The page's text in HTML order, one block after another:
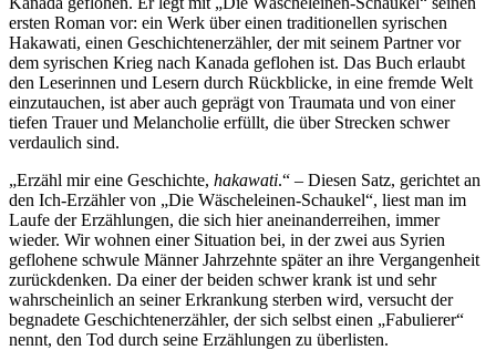
ersten Roman vor: ein Werk über einen traditionellen syrischen
Hakawati, einen Geschichtenerzähler, der mit seinem Partner vor
dem syrischen Krieg nach Kanada geflohen ist. Das Buch erlaubt
den Leserinnen und Lesern durch Rückblicke, in eine fremde Welt
einzutauchen, ist aber auch geprägt von Traumata und von einer
tiefen Trauer und Melancholie erfüllt, die über Strecken schwer
verdaulich sind.
„Erzähl mir eine Geschichte, hakawati.“ – Diesen Satz, gerichtet an
den Ich-Erzähler von „Die Wäscheleinen-Schaukel“, liest man im
Laufe der Erzählungen, die sich hier aneinanderreihen, immer
wieder. Wir wohnen einer Situation bei, in der zwei aus Syrien
geflohene schwule Männer Jahrzehnte später an ihre Vergangenheit
zurückdenken. Da einer der beiden schwer krank ist und sehr
wahrscheinlich an seiner Erkrankung sterben wird, versucht der
begnadete Geschichtenerzähler, der sich selbst einen „Fabulierer“
nennt, den Tod durch seine Erzählungen zu überlisten.